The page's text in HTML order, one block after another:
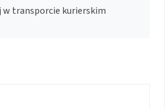
transporcie kurierskim